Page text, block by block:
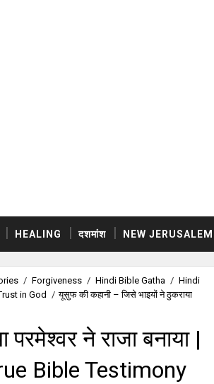
HEALING दशमांश NEW JERUSALEM
/ Forgiveness / Hindi Bible Gatha / Hindi
in God / यूसुफ की कहानी – जिसे भाइयों ने ठुकराया
ने राजा बनाया |
Bible Testimony